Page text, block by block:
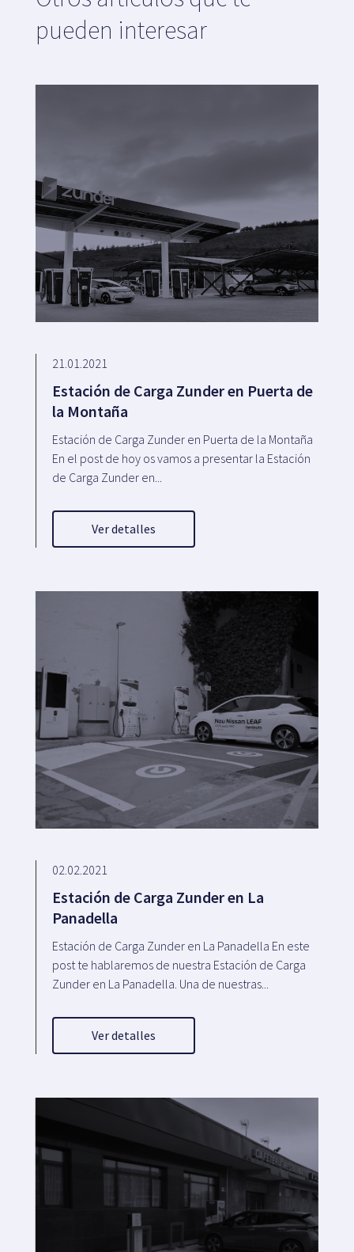
pueden interesar
21.01.2021
Estación de Carga Zunder en Puerta de
la Montaña
Estación de Carga Zunder en Puerta de la Montaña
En el post de hoy os vamos a presentar la Estación
de Carga Zunder en...
Ver detalles
02.02.2021
Estación de Carga Zunder en La
Panadella
Estación de Carga Zunder en La Panadella En este
post te hablaremos de nuestra Estación de Carga
Zunder en La Panadella. Una de nuestras...
Ver detalles